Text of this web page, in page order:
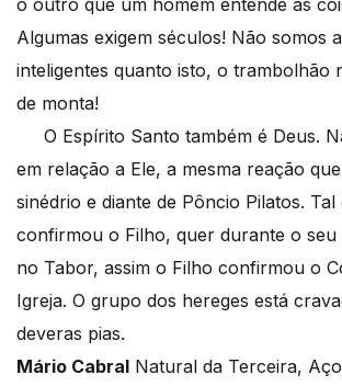
Algumas exigem séculos! Não somos
inteligentes quanto isto, o trambolhão
de monta!
O Espírito Santo também é Deus.
em relação a Ele, a mesma reação
sinédrio e diante de Pôncio Pilatos.
confirmou o Filho, quer durante o seu
no Tabor, assim o Filho confirmou o
Igreja. O grupo dos hereges está
deveras pias.
Mário Cabral Natural da Terceira,